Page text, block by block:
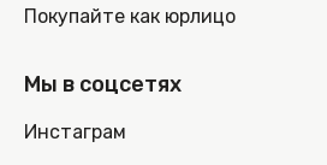
Покупайте как юрлицо
Мы в соцсетях
Инстаграм